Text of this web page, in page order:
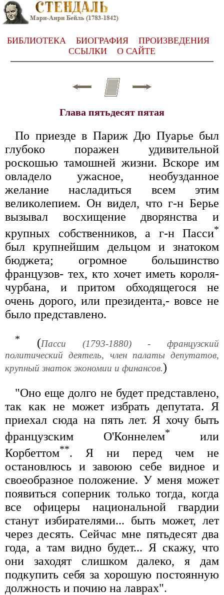
БИБЛИОТЕКА БИОГРАФИЯ
ПРОИЗВЕДЕНИЯ
ССЫЛКИ
О САЙТЕ
Глава пятьдесят пятая
По приезде в Париж Дю Пуарье был
глубоко поражен удивительной
роскошью тамошней жизни. Вскоре им
овладело ужасное, необузданное
желание насладиться всем этим
великолепием. Он видел, что г-н Берье
вызывал восхищение дворянства и
крупных собственников, а г-н Пасси*
был крупнейшим дельцом и знатоком
бюджета; огромное большинство
французов- тех, кто хочет иметь короля-
чурбана, и притом обходящегося не
очень дорого, или президента,- вовсе не
было представлено.
* (Пасси (1793-1880) - французский
политический деятель, член палаты депутатов,
крупный знаток экономии и финансов.)
"Оно еще долго не будет представлено,
так как не может избрать депутата. Я
приехал сюда на пять лет. Я хочу быть
французским О'Коннелем*
или
Корбеттом**. Я ни перед чем не
остановлюсь и завоюю себе видное и
своеобразное положение. У меня может
появиться соперник только тогда, когда
все офицеры национальной гвардии
станут избирателями... быть может, лет
через десять. Сейчас мне пятьдесят два
года, а там видно будет... Я скажу, что
они заходят слишком далеко, я дам
подкупить себя за хорошую постоянную
должность и почию на лаврах".